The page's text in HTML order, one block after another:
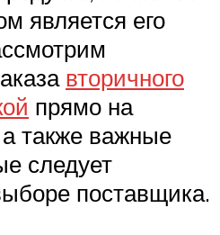
является его
вторичного
прямо на
также важные
следует
поставщика.